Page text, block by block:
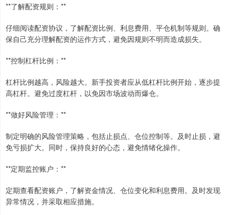
**了解配资规则：**
仔细阅读配资协议，了解配资比例、利息费用、平仓机制等规则。确
保自己充分理解配资的运作方式，避免因规则不明而造成损失。
**控制杠杆比例：**
杠杆比例越高，风险越大。新手投资者应从低杠杆比例开始，逐步提
高杠杆。避免过度杠杆，以免因市场波动而爆仓。
**做好风险管理：**
制定明确的风险管理策略，包括止损点、仓位控制等。及时止损，避
免亏损扩大。同时，保持良好的心态，避免情绪化操作。
**定期监控账户：**
定期查看配资账户，了解资金情况、仓位变化和利息费用。及时发现
异常情况，并采取相应措施。